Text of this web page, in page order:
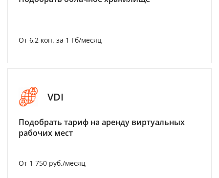
От 6,2 коп. за 1 Гб/месяц
VDI
Подобрать тариф на аренду виртуальных
рабочих мест
От 1 750 руб./месяц